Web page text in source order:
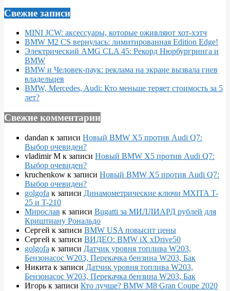
Свежие записи
MINI JCW: аксессуары, которые оживляют хот-хэтч
BMW M2 CS вернулась: лимитированная Edition Edge!
Электрический AMG CLA 45: Рекорд Нюрбургринга и
BMW
BMW и Человек-паук: реклама на экране вызвала гнев
владельцев
BMW, Mercedes, Audi: Кто меньше теряет стоимость за 5
лет?
Свежие комментарии
dandan к записи Новый BMW X5 против Audi Q7:
Выбор очевиден?
vladimir M к записи Новый BMW X5 против Audi Q7:
Выбор очевиден?
kruchenkow к записи Новый BMW X5 против Audi Q7:
Выбор очевиден?
golgofa к записи Динамометрические ключи MXITA T-
25 и T-210
Мирослав к записи Bugatti за МИЛЛИАРД рублей для
Криштиану Рональдо
Сергей к записи BMW USA повысит цены
Сергей к записи ВИДЕО: BMW iX xDrive50
golgofa к записи Датчик уровня топлива W203,
Бензонасос W203, Перекачка бензина W203, Бак
Никита к записи Датчик уровня топлива W203,
Бензонасос W203, Перекачка бензина W203, Бак
Игорь к записи Кто лучше? BMW M8 Gran Coupe 2020